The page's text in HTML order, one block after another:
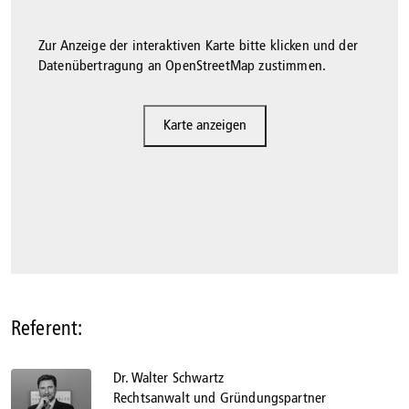
Zur Anzeige der interaktiven Karte bitte klicken und der
Datenübertragung an OpenStreetMap zustimmen.
Karte anzeigen
Referent:
Dr. Walter Schwartz
Rechtsanwalt und Gründungspartner